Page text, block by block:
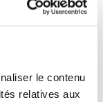
le contenu
relatives aux